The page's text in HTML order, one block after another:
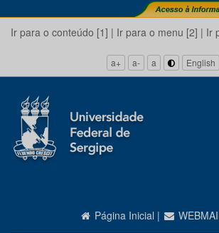
Ir para o conteúdo [1] | Ir para o menu [2] | Ir
a+ a- a English
Página Inicial |